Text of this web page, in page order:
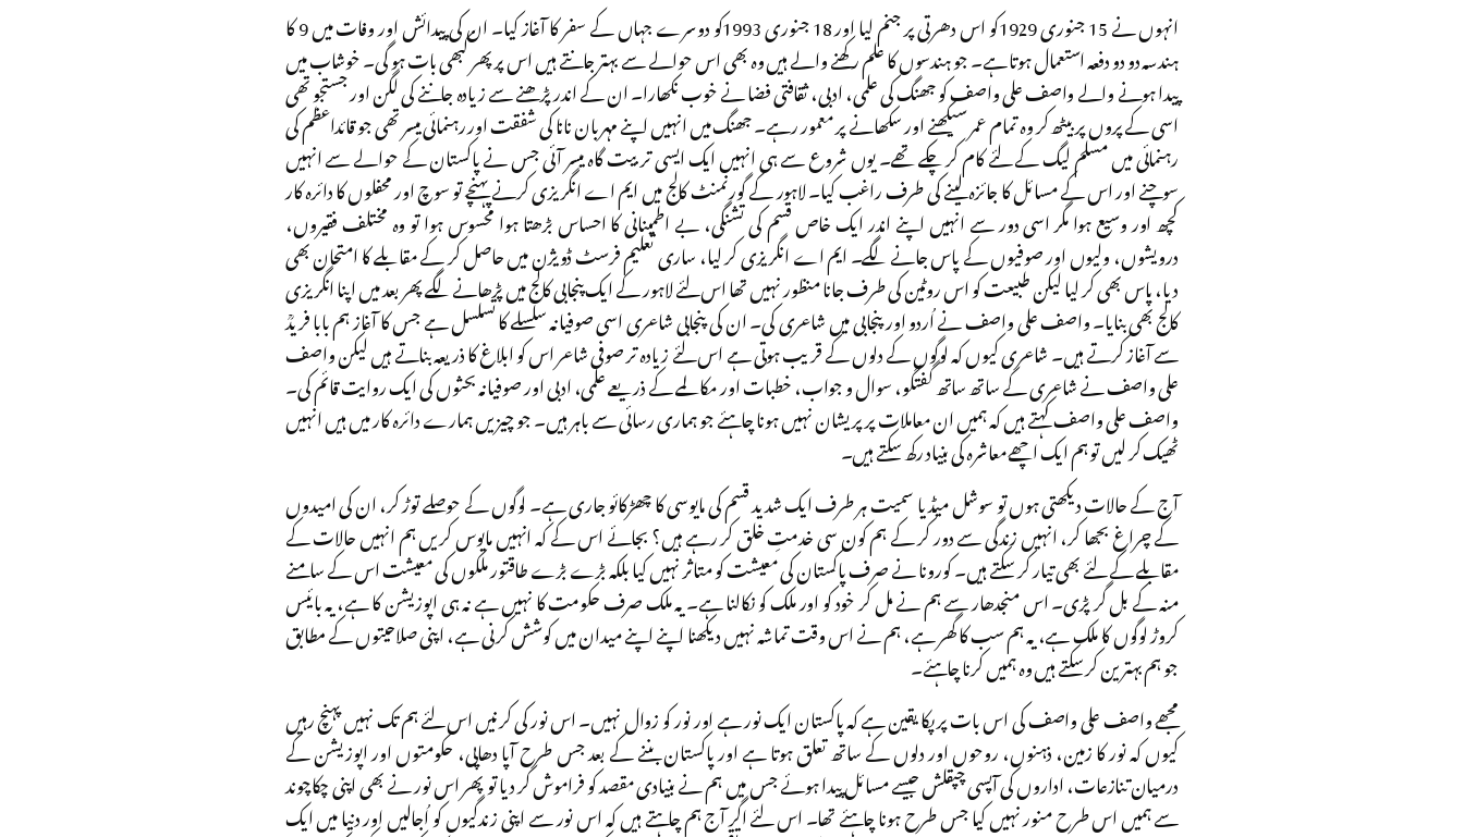
انہوں نے 15 جنوری 1929کو اس دھرتی پر جنم لیا اور 18 جنوری 1993کو دوسرے جہاں کے سفر کا آغاز کیا۔ ان کی پیدائش اور وفات میں 9 کا
ہندسہ دو دو دفعہ استعمال ہوتا ہے۔ جو ہندسوں کا علم رکھنے والے ہیں وہ بھی اس حوالے سے بہتر جانتے ہیں اس پر پھر کبھی بات ہو گی۔ خوشاب میں
پیدا ہونے والے واصف علی واصف کو جھنگ کی علمی، ادبی، ثقافتی فضا نے خوب نکھارا۔ ان کے اندر پڑھنے سے زیادہ جاننے کی لگن اور جستجو تھی
اسی کے پروں پر بیٹھ کر وہ تمام عمر سیکھنے اور سکھانے پر معمور رہے۔ جھنگ میں انہیں اپنے مہربان نانا کی شفقت اور رہنمائی میسر تھی جو قائداعظم کی
رہنمائی میں مسلم لیگ کے لئے کام کر چکے تھے۔ یوں شروع سے ہی انہیں ایک ایسی تربیت گاہ میسر آئی جس نے پاکستان کے حوالے سے انہیں
سوچنے اور اس کے مسائل کا جائزہ لینے کی طرف راغب کیا۔ لاہور کے گورنمنٹ کالج میں ایم اے انگریزی کرنے پہنچے تو سوچ اور محفلوں کا دائرہ کار
کچھ اور وسیع ہوا مگر اسی دور سے انہیں اپنے اندر ایک خاص قسم کی تشنگی، بے اطمینانی کا احساس بڑھتا ہوا محسوس ہوا تو وہ مختلف فقیروں،
درویشوں، ولیوں اور صوفیوں کے پاس جانے لگے۔ ایم اے انگریزی کر لیا، ساری تعلیم فرسٹ ڈویژن میں حاصل کر کے مقابلے کا امتحان بھی
دیا، پاس بھی کر لیا لیکن طبیعت کو اس روٹین کی طرف جانا منظور نہیں تھا اس لئے لاہور کے ایک پنجابی کالج میں پڑھانے لگے پھر بعد میں اپنا انگریزی
کالج بھی بنایا۔ واصف علی واصف نے اُردو اور پنجابی میں شاعری کی۔ ان کی پنجابی شاعری اسی صوفیانہ سلسلے کا تسلسل ہے جس کا آغاز ہم بابا فریدؒ
سے آغاز کرتے ہیں۔ شاعری کیوں کہ لوگوں کے دلوں کے قریب ہوتی ہے اس لئے زیادہ تر صوفی شاعر اس کو ابلاغ کا ذریعہ بناتے ہیں لیکن واصف
علی واصف نے شاعری کے ساتھ ساتھ گفتگو، سوال و جواب، خطبات اور مکالمے کے ذریعے علمی، ادبی اور صوفیانہ بحثوں کی ایک روایت قائم کی۔
واصف علی واصف کہتے ہیں کہ ہمیں ان معاملات پر پریشان نہیں ہونا چاہئے جو ہماری رسائی سے باہر ہیں۔ جو چیزیں ہمارے دائرہ کار میں ہیں انہیں
ٹھیک کر لیں تو ہم ایک اچھے معاشرہ کی بنیاد رکھ سکتے ہیں۔
آج کے حالات دیکھتی ہوں تو سوشل میڈیا سمیت ہر طرف ایک شدید قسم کی مایوسی کا چھڑکائو جاری ہے۔ لوگوں کے حوصلے توڑ کر، ان کی امیدوں
کے چراغ بجھا کر، انہیں زندگی سے دور کر کے ہم کون سی خدمتِ خلق کر رہے ہیں؟ بجائے اس کے کہ انہیں مایوس کریں ہم انہیں حالات کے
مقابلے کے لئے بھی تیار کر سکتے ہیں۔ کورونا نے صرف پاکستان کی معیشت کو متاثر نہیں کیا بلکہ بڑے بڑے طاقتور ملکوں کی معیشت اس کے سامنے
منہ کے بل گر پڑی۔ اس منجدھار سے ہم نے مل کر خود کو اور ملک کو نکالنا ہے۔ یہ ملک صرف حکومت کا نہیں ہے نہ ہی اپوزیشن کا ہے، یہ بائیس
کروڑ لوگوں کا ملک ہے، یہ ہم سب کا گھر ہے، ہم نے اس وقت تماشہ نہیں دیکھنا اپنے اپنے میدان میں کوشش کرنی ہے، اپنی صلاحیتوں کے مطابق
جو ہم بہترین کر سکتے ہیں وہ ہمیں کرنا چاہئے۔
مجھے واصف علی واصف کی اس بات پر پکا یقین ہے کہ پاکستان ایک نور ہے اور نور کو زوال نہیں۔ اس نور کی کرنیں اس لئے ہم تک نہیں پہنچ رہیں
کیوں کہ نور کا زمین، ذہنوں، روحوں اور دلوں کے ساتھ تعلق ہوتا ہے اور پاکستان بننے کے بعد جس طرح آپا دھاپی، حکومتوں اور اپوزیشن کے
درمیان تنازعات، اداروں کی آپسی چپقلش جیسے مسائل پیدا ہوئے جس میں ہم نے بنیادی مقصد کو فراموش کر دیا تو پھر اس نور نے بھی اپنی چکاچوند
سے ہمیں اس طرح منور نہیں کیا جس طرح ہونا چاہئے تھا۔ اس لئے اگر آج ہم چاہتے ہیں کہ اس نور سے اپنی زندگیوں کو اُجالیں اور دنیا میں ایک